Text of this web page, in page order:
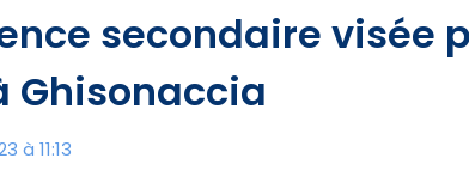
secondaire visée
à 11:13